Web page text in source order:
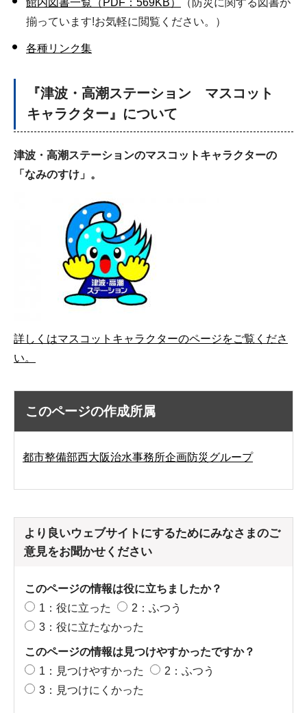
揃っています!お気軽に閲覧ください。）
各種リンク集
『津波・高潮ステーション マスコット
キャラクター』について
津波・高潮ステーションのマスコットキャラクターの
「なみのすけ」。
詳しくはマスコットキャラクターのページをご覧くださ
い。
このページの作成所属
都市整備部西大阪治水事務所企画防災グループ
より良いウェブサイトにするためにみなさまのご
意見をお聞かせください
このページの情報は役に立ちましたか？
1：役に立った
2：ふつう
3：役に立たなかった
このページの情報は見つけやすかったですか？
1：見つけやすかった
2：ふつう
3：見つけにくかった